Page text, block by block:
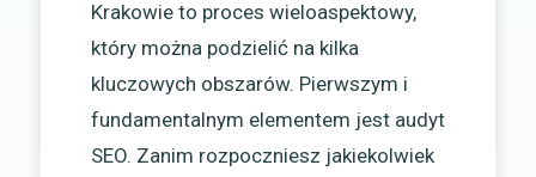
Krakowie to proces wieloaspektowy,
który można podzielić na kilka
kluczowych obszarów. Pierwszym i
fundamentalnym elementem jest audyt
SEO. Zanim rozpoczniesz jakiekolwiek